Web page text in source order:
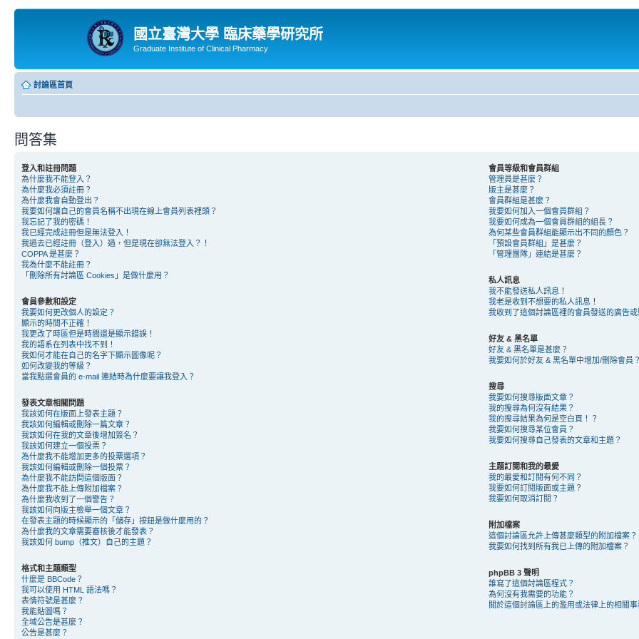
國立臺灣大學 臨床藥學研究所
Graduate Institute of Clinical Pharmacy
討論區首頁
問答集
登入和註冊問題
為什麼我不能登入？
為什麼我必須註冊？
為什麼我會自動登出？
我要如何讓自己的會員名稱不出現在線上會員列表裡頭？
我忘記了我的密碼！
我已經完成註冊但是無法登入！
我過去已經註冊（登入）過，但是現在卻無法登入？！
COPPA 是甚麼？
我為什麼不能註冊？
「刪除所有討論區 Cookies」是做什麼用？
會員參數和設定
我要如何更改個人的設定？
顯示的時間不正確！
我更改了時區但是時間還是顯示錯誤！
我的語系在列表中找不到！
我如何才能在自己的名字下顯示圖像呢？
如何改變我的等級？
當我點選會員的 e-mail 連結時為什麼要讓我登入？
發表文章相關問題
我該如何在版面上發表主題？
我該如何編輯或刪除一篇文章？
我該如何在我的文章後增加簽名？
我該如何建立一個投票？
為什麼我不能增加更多的投票選項？
我該如何編輯或刪除一個投票？
為什麼我不能訪問這個版面？
為什麼我不能上傳附加檔案？
為什麼我收到了一個警告？
我該如何向版主檢舉一個文章？
在發表主題的時候顯示的「儲存」按鈕是做什麼用的？
為什麼我的文章需要審核後才能發表？
我該如何 bump（推文）自己的主題？
格式和主題類型
什麼是 BBCode？
我可以使用 HTML 語法嗎？
表情符號是甚麼？
我能貼圖嗎？
全域公告是甚麼？
公告是甚麼？
會員等級和會員群組
管理員是甚麼？
版主是甚麼？
會員群組是甚麼？
我要如何加入一個會員群組？
我要如何成為一個會員群組的組長？
為何某些會員群組能顯示出不同的顏色？
「預設會員群組」是甚麼？
「管理團隊」連結是甚麼？
私人訊息
我不能發送私人訊息！
我老是收到不想要的私人訊息！
我收到了這個討論區裡的會員發送的廣告或
好友 & 黑名單
好友 & 黑名單是甚麼？
我要如何於好友 & 黑名單中增加/刪除會員？
搜尋
我要如何搜尋版面文章？
我的搜尋為何沒有結果？
我的搜尋結果為何是空白頁！？
我要如何搜尋某位會員？
我要如何搜尋自己發表的文章和主題？
主題訂閱和我的最愛
我的最愛和訂閱有何不同？
我要如何訂閱版面或主題？
我要如何取消訂閱？
附加檔案
這個討論區允許上傳甚麼類型的附加檔案？
我要如何找到所有我已上傳的附加檔案？
phpBB 3 聲明
誰寫了這個討論區程式？
為何沒有我需要的功能？
關於這個討論區上的濫用或法律上的相關